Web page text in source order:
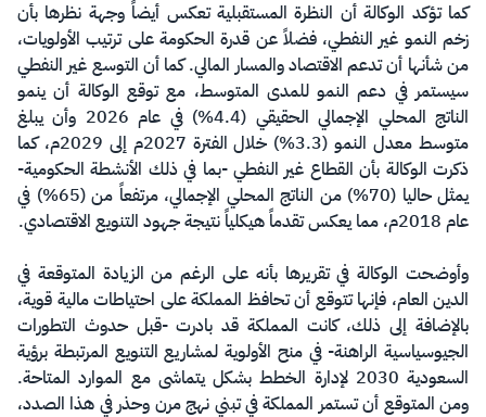
كما تؤكد الوكالة أن النظرة المستقبلية تعكس أيضاً وجهة نظرها بأن
زخم النمو غير النفطي، فضلاً عن قدرة الحكومة على ترتيب الأولويات،
من شأنها أن تدعم الاقتصاد والمسار المالي. كما أن التوسع غير النفطي
سيستمر في دعم النمو للمدى المتوسط، مع توقع الوكالة أن ينمو
الناتج المحلي الإجمالي الحقيقي (4.4%) في عام 2026 وأن يبلغ
متوسط معدل النمو (3.3%) خلال الفترة 2027م إلى 2029م، كما
ذكرت الوكالة بأن القطاع غير النفطي -بما في ذلك الأنشطة الحكومية-
يمثل حاليا (70%) من الناتج المحلي الإجمالي، مرتفعاً من (65%) في
عام 2018م، مما يعكس تقدماً هيكلياً نتيجة جهود التنويع الاقتصادي.
وأوضحت الوكالة في تقريرها بأنه على الرغم من الزيادة المتوقعة في
الدين العام، فإنها تتوقع أن تحافظ المملكة على احتياطات مالية قوية،
بالإضافة إلى ذلك، كانت المملكة قد بادرت -قبل حدوث التطورات
الجيوسياسية الراهنة- في منح الأولوية لمشاريع التنويع المرتبطة برؤية
السعودية 2030 لإدارة الخطط بشكل يتماشى مع الموارد المتاحة.
ومن المتوقع أن تستمر المملكة في تبني نهج مرن وحذر في هذا الصدد،